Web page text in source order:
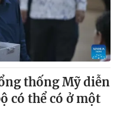
tử số 483/GP-BTTTT
Phạm Quốc Thắng,
355 932
897
thống Mỹ diễn
có thể có ở một